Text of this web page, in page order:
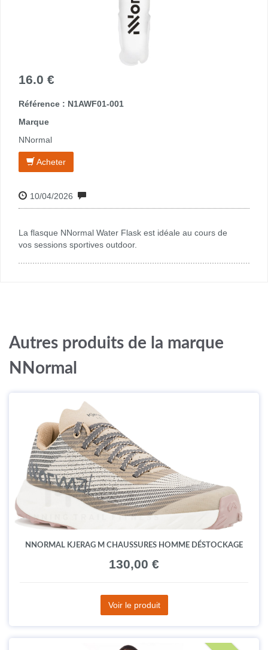
16.0 €
Référence : N1AWF01-001
Marque
NNormal
Acheter
10/04/2026
La flasque NNormal Water Flask est idéale au cours de
vos sessions sportives outdoor.
Autres produits de la marque
NNormal
NNORMAL KJERAG M CHAUSSURES HOMME DÉSTOCKAGE
130,00 €
Voir le produit